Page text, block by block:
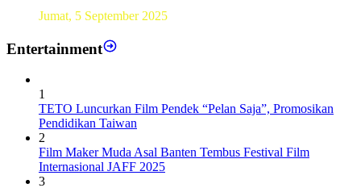
Jumat, 5 September 2025
Entertainment
1
TETO Luncurkan Film Pendek “Pelan Saja”, Promosikan
Pendidikan Taiwan
2
Film Maker Muda Asal Banten Tembus Festival Film
Internasional JAFF 2025
3